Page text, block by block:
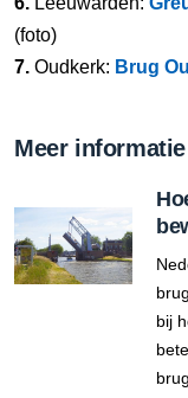
(foto)
7. Oudkerk: Brug
Meer informatie
bij